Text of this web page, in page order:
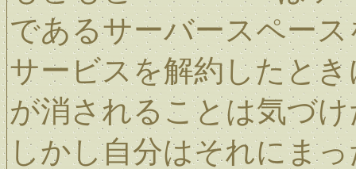
であるサーバースペー
サービスを解約したと
が消されることは気づ
しかし自分はそれにま